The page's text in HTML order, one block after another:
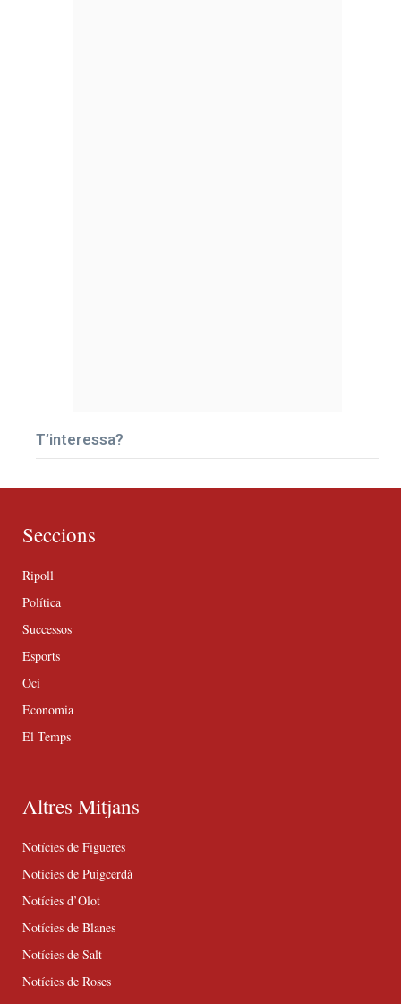
T’interessa?
Seccions
Ripoll
Política
Successos
Esports
Oci
Economia
El Temps
Altres Mitjans
Notícies de Figueres
Notícies de Puigcerdà
Notícies d’Olot
Notícies de Blanes
Notícies de Salt
Notícies de Roses